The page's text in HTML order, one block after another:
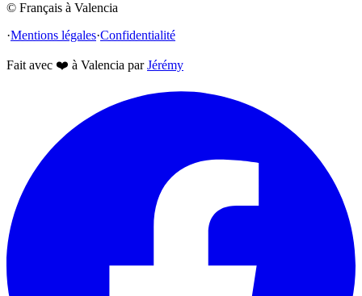
© Français à Valencia
·Mentions légales·Confidentialité
Fait avec ❤️ à Valencia par Jérémy